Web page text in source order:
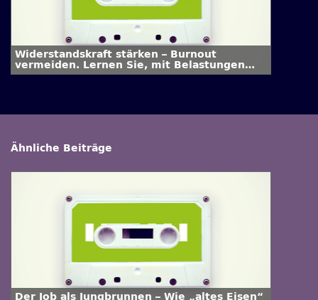
Widerstandskraft stärken – Burnout
vermeiden. Lernen Sie, mit Belastungen
gelassen umzugehen.
Ähnliche Beiträge
Der Job als Jungbrunnen – Wie „altes Eisen“